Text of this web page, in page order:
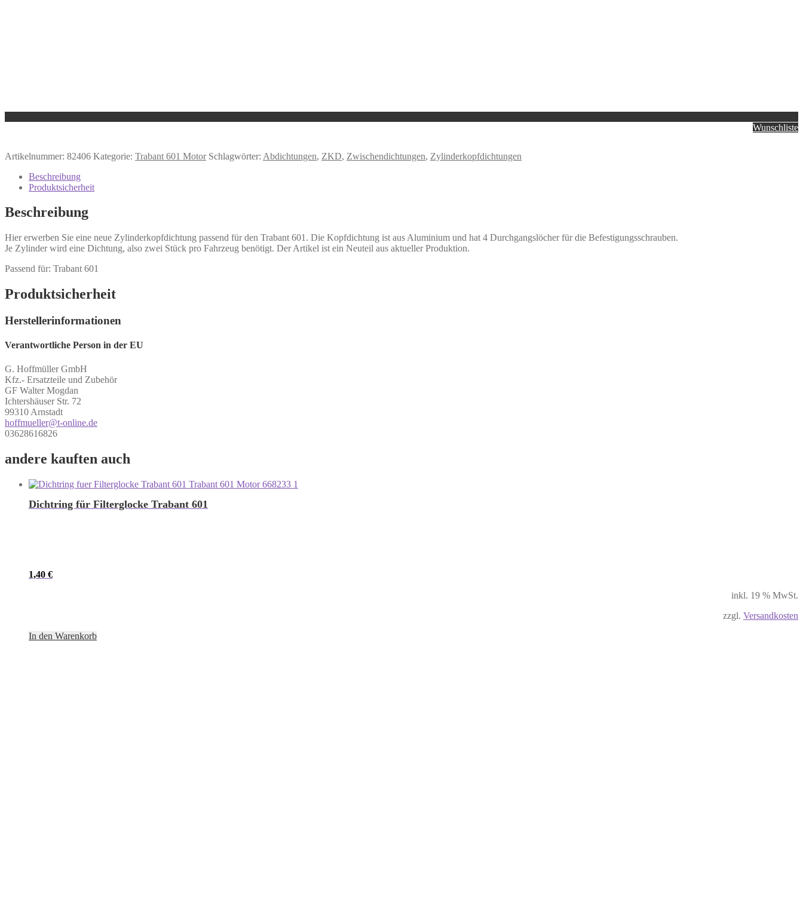
Wunschliste
Artikelnummer: 82406 Kategorie: Trabant 601 Motor Schlagwörter: Abdichtungen, ZKD, Zwischendichtungen, Zylinderkopfdichtungen
Beschreibung
Produktsicherheit
Beschreibung
Hier erwerben Sie eine neue Zylinderkopfdichtung passend für den Trabant 601. Die Kopfdichtung ist aus Aluminium und hat 4 Durchgangslöcher für die Befestigungsschrauben.
Je Zylinder wird eine Dichtung, also zwei Stück pro Fahrzeug benötigt. Der Artikel ist ein Neuteil aus aktueller Produktion.
Passend für: Trabant 601
Produktsicherheit
Herstellerinformationen
Verantwortliche Person in der EU
G. Hoffmüller GmbH
Kfz.- Ersatzteile und Zubehör
GF Walter Mogdan
Ichtershäuser Str. 72
99310 Arnstadt
hoffmueller@t-online.de
03628616826
andere kauften auch
Dichtring für Filterglocke Trabant 601
1,40 €
inkl. 19 % MwSt.
zzgl. Versandkosten
In den Warenkorb